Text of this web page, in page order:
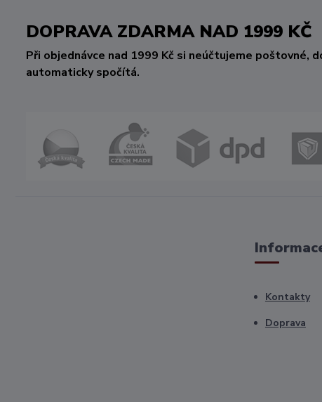
DOPRAVA ZDARMA NAD 1999
Při objednávce nad 1999 Kč si neúčtujeme poštovné,
automaticky spočítá.
Kontakty
Doprava